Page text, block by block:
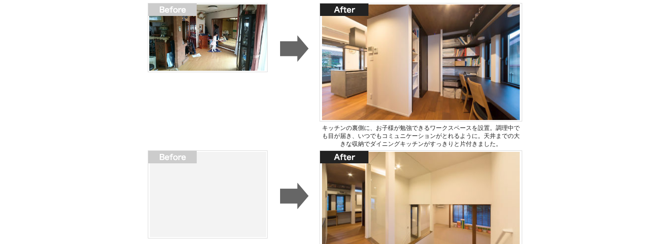
キッチンの裏側に、お子様が勉強できるワークスペースを設置。調理中で
も目が届き、いつでもコミュニケーションがとれるように。天井までの大
きな収納でダイニングキッチンがすっきりと片付きました。